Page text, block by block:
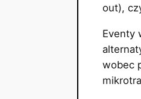
out),
Eventy
wobec